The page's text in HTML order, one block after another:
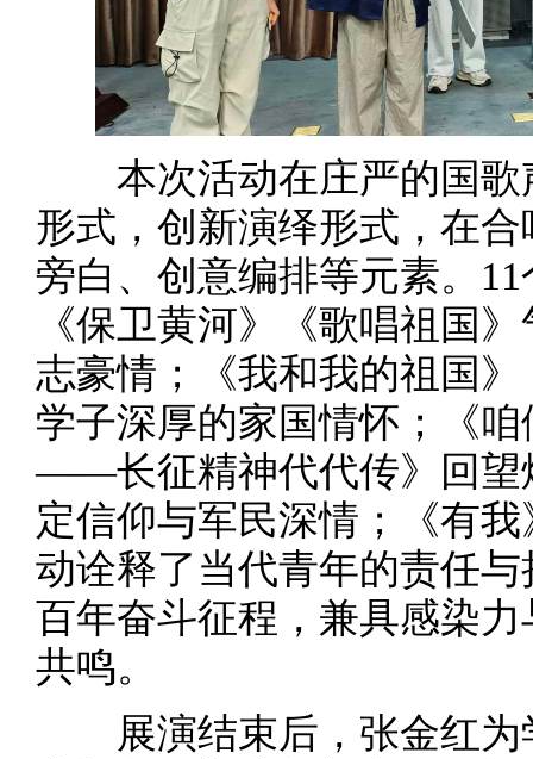
本次活动在庄严的国歌
形式，创新演绎形式，在
旁白、创意编排等元素。
《保卫黄河》《歌唱祖国
志豪情；《我和我的祖国
学子深厚的家国情怀；《
——长征精神代代传》回望
定信仰与军民深情；《有
动诠释了当代青年的责任
百年奋斗征程，兼具感染
共鸣。
展演结束后，张金红为